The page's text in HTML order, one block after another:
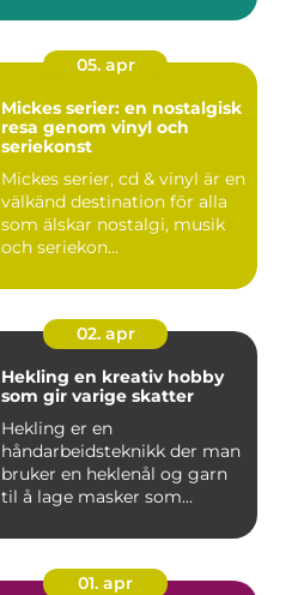
05. apr
Mickes serier: en nostalgisk
resa genom vinyl och
seriekonst
Mickes serier, cd & vinyl är en
välkänd destination för alla
som älskar nostalgi, musik
och seriekon...
02. apr
Hekling en kreativ hobby
som gir varige skatter
Hekling er en
håndarbeidsteknikk der man
bruker en heklenål og garn
til å lage masker som
01. apr